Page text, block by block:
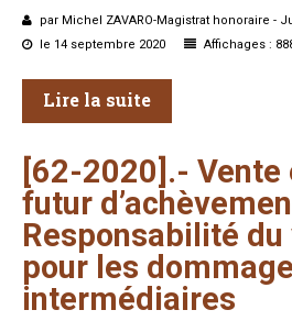
par Michel ZAVARO-Magistrat honoraire -
le 14 septembre 2020
Affichages :
Lire la suite
[62-2020].- Vente
futur
Responsabilité du
pour les
intermédiaires